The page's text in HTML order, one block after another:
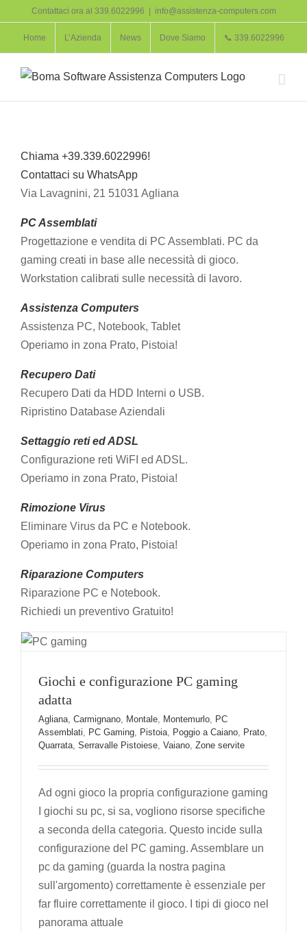
Contattaci ora al 339.6022996 info@assistenza-computers.com
Home L’Azienda News Dove Siamo 📞 339.6022996
Giochi e configurazione PC gaming adatta
Assemblati
Giochi e configurazione PC gaming
adatta
Agliana, Carmignano, Montale, Montemurlo, PC
Assemblati, PC Gaming, Pistoia, Poggio a Caiano, Prato,
Quarrata, Serravalle Pistoiese, Vaiano, Zone servite
Ad ogni gioco la propria configurazione gaming
I giochi su pc, si sa, vogliono risorse specifiche
a seconda della categoria. Questo incide sulla
configurazione del PC gaming. Assemblare un
pc da gaming (guarda la nostra pagina
sull'argomento) correttamente è essenziale per
far fluire correttamente il gioco. I tipi di gioco nel
panorama attuale
Chiama +39.339.6022996!
Contattaci su WhatsApp
Via Lavagnini, 21 51031 Agliana
PC Assemblati
Progettazione e vendita di PC Assemblati. PC da
gaming creati in base alle necessità di gioco.
Workstation calibrati sulle necessità di lavoro.
Assistenza Computers
Assistenza PC, Notebook, Tablet
Operiamo in zona Prato, Pistoia!
Recupero Dati
Recupero Dati da HDD Interni o USB.
Ripristino Database Aziendali
Settaggio reti ed ADSL
Configurazione reti WiFI ed ADSL.
Operiamo in zona Prato, Pistoia!
Rimozione Virus
Eliminare Virus da PC e Notebook.
Operiamo in zona Prato, Pistoia!
Riparazione Computers
Riparazione PC e Notebook.
Richiedi un preventivo Gratuito!